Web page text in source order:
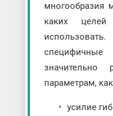
многообразия
каких
значительно
параметрам,
усилие